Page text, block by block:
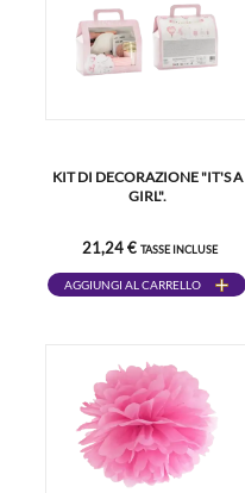
KIT DI DECORAZIONE "IT'S A
GIRL".
21,24 € TASSE INCLUSE
AGGIUNGI AL CARRELLO